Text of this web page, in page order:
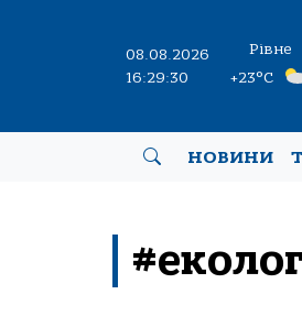
08.08.2026
16:29:30
Рівне
+23°C
НОВИНИ